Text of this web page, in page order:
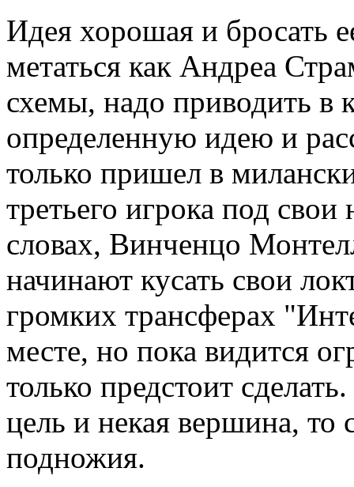
Идея хорошая и бросать
метаться как Андреа
схемы, надо приводить в
определенную идею и
только пришел в
третьего игрока под
словах, Винченцо
начинают кусать свои
громких трансферах
месте, но пока видится
только предстоит
цель и некая вершина, то
подножия.